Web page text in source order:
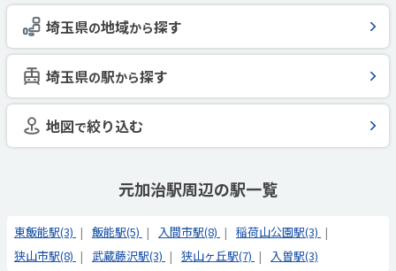
埼玉県の地域から探す
埼玉県の駅から探す
地図で絞り込む
元加治駅周辺の駅一覧
東飯能駅(3) 飯能駅(5) 入間市駅(8)
稲荷山公園駅(3)
狭山市駅(8)
武蔵藤沢駅(3) 狭山ヶ丘駅(7) 入曽駅(3)